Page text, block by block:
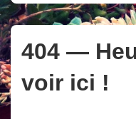
404 —
voir ici !